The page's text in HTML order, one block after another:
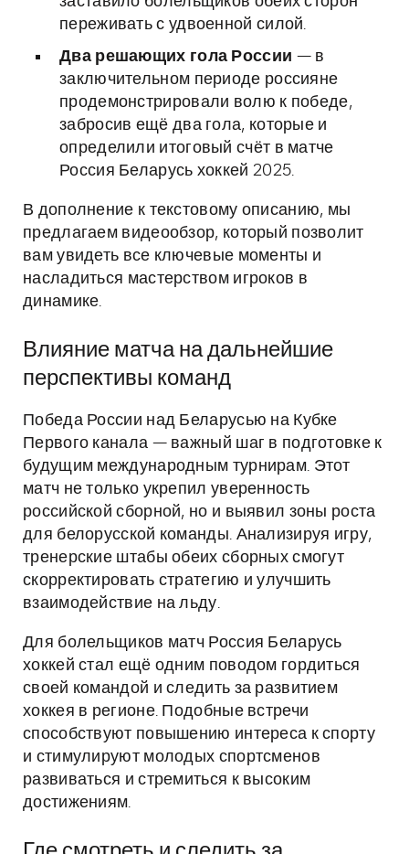
переживать с удвоенной силой.
Два решающих гола России — в
заключительном периоде россияне
продемонстрировали волю к победе,
забросив ещё два гола, которые и
определили итоговый счёт в матче
Россия Беларусь хоккей 2025.
В дополнение к текстовому описанию, мы
предлагаем видеообзор, который позволит
вам увидеть все ключевые моменты и
насладиться мастерством игроков в
динамике.
Влияние матча на дальнейшие
перспективы команд
Победа России над Беларусью на Кубке
Первого канала — важный шаг в подготовке к
будущим международным турнирам. Этот
матч не только укрепил уверенность
российской сборной, но и выявил зоны роста
для белорусской команды. Анализируя игру,
тренерские штабы обеих сборных смогут
скорректировать стратегию и улучшить
взаимодействие на льду.
Для болельщиков матч Россия Беларусь
хоккей стал ещё одним поводом гордиться
своей командой и следить за развитием
хоккея в регионе. Подобные встречи
способствуют повышению интереса к спорту
и стимулируют молодых спортсменов
развиваться и стремиться к высоким
достижениям.